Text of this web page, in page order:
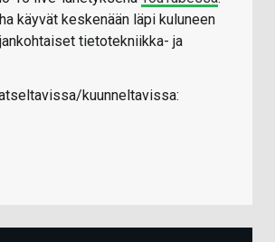
käyvät keskenään läpi kuluneen
tietotekniikka- ja
kuunneltavissa: